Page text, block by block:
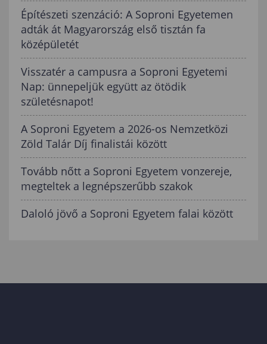
Építészeti szenzáció: A Soproni Egyetemen
adták át Magyarország első tisztán fa
középületét
Visszatér a campusra a Soproni Egyetemi
Nap: ünnepeljük együtt az ötödik
születésnapot!
A Soproni Egyetem a 2026-os Nemzetközi
Zöld Talár Díj finalistái között
Tovább nőtt a Soproni Egyetem vonzereje,
megteltek a legnépszerűbb szakok
Daloló jövő a Soproni Egyetem falai között